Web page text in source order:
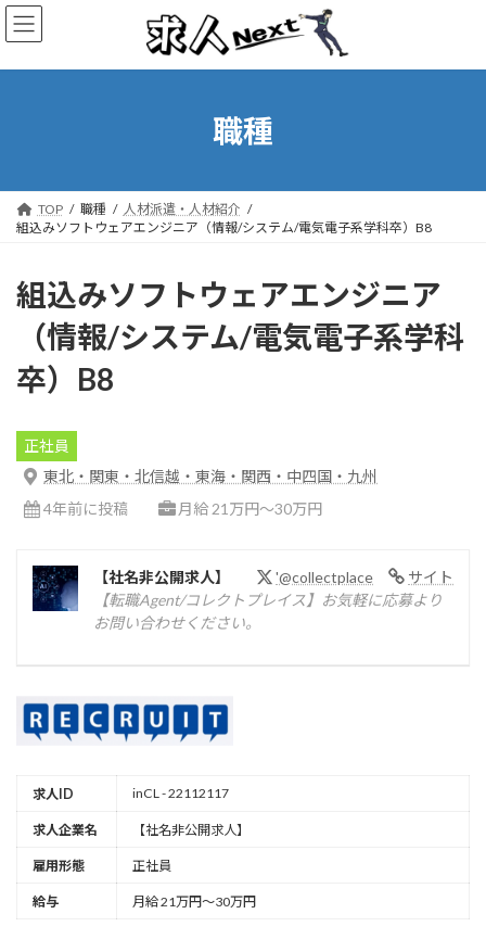
コ
ン
ン
ナ
ビ
ー
職種
TOP 職種
人材派遣・人材紹介
組込みソフトウェアエンジニア（情報/システム/電気電子系学科卒）B8
組込みソフトウェアエンジニア
（情報/システム/電気電子系学科
卒）B8
正社員
東北・関東・北信越・東海・関西・中四国・九州
4年前に投稿
月給 21万円～30万円
サイト
'@collectplace
【社名非公開求人】
【転職Agent/コレクトプレイス】お気軽に応募より
お問い合わせください。
求人ID inCL - 22112117
求人企業名 【社名非公開求人】
雇用形態 正社員
給与 月給 21万円～30万円